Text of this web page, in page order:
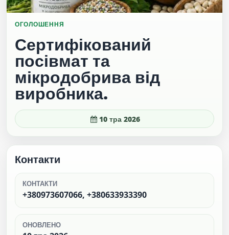
ОГОЛОШЕННЯ
Сертифікований
посівмат та
мікродобрива від
виробника.
10 тра 2026
Контакти
КОНТАКТИ
+380973607066, +380633933390
ОНОВЛЕНО